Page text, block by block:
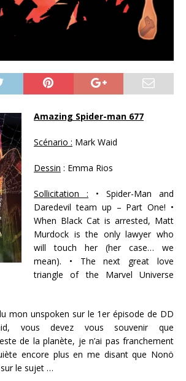
Amazing Spider-man 677
Scénario : Mark Waid
Dessin : Emma Rios
Sollicitation : • Spider-Man and
Daredevil team up – Part One! •
When Black Cat is arrested, Matt
Murdock is the only lawyer who
will touch her (her case… we
mean). • The next great love
triangle of the Marvel Universe
mon unspoken sur le 1er épisode de DD
vous devez vous souvenir que
de la planète, je n’ai pas franchement
encore plus en me disant que Nonö
le sujet …